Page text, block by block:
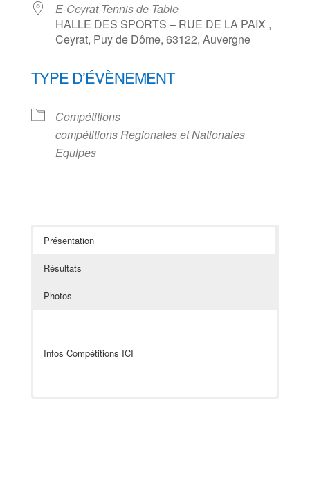
E-Ceyrat Tennis de Table
HALLE DES SPORTS – RUE DE LA PAIX ,
Ceyrat, Puy de Dôme, 63122, Auvergne
TYPE D’ÉVÈNEMENT
Compétitions
compétitions Regionales et Nationales
Equipes
Présentation
Résultats
Photos
Infos Compétitions ICI